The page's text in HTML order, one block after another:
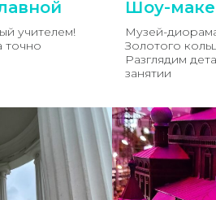
учителем!
точно
Шоу-
Музей-
Золотого
Разглядим
занятии